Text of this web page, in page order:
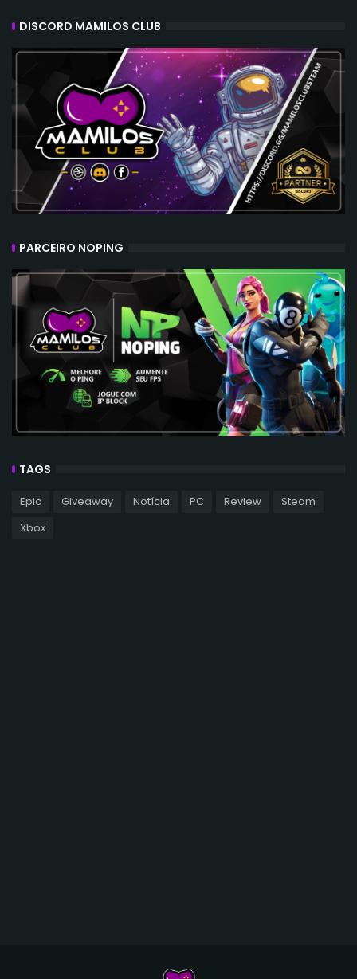
DISCORD MAMILOS CLUB
PARCEIRO NOPING
TAGS
Epic Giveaway Notícia PC Review
Steam
Xbox